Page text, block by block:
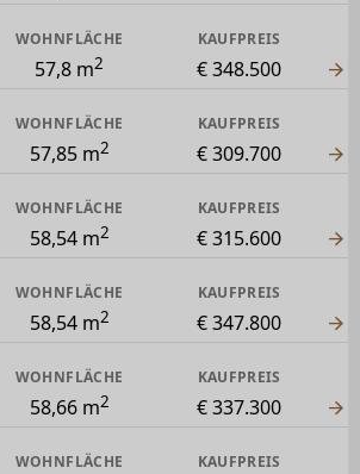
WOHNFLÄCHE
57,8 m2
KAUFPREIS
€ 348.500
WOHNFLÄCHE
57,85 m2
KAUFPREIS
€ 309.700
WOHNFLÄCHE
58,54 m2
KAUFPREIS
€ 315.600
WOHNFLÄCHE
58,54 m2
KAUFPREIS
€ 347.800
WOHNFLÄCHE
58,66 m2
KAUFPREIS
€ 337.300
WOHNFLÄCHE KAUFPREIS